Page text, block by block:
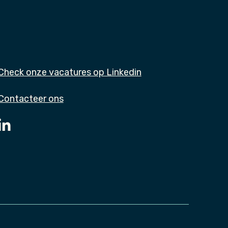
onze vacatures op Linkedin
ons